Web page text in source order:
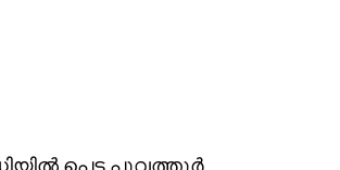
പെട്ട പൂവത്തൂർ